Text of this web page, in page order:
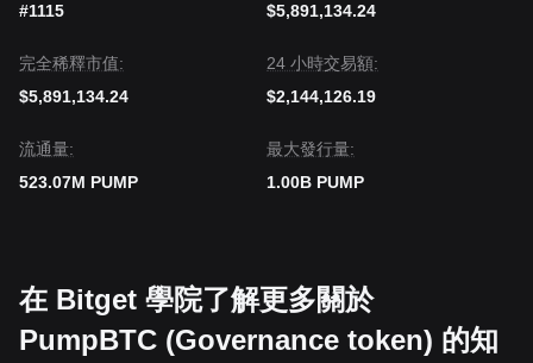
#1115
$5,891,134.24
完全稀釋市值:
$5,891,134.24
24 小時交易額:
$2,144,126.19
流通量:
523.07M PUMP
‌最大發行量:
1.00B PUMP
在 Bitget 學院了解更多關於
PumpBTC (Governance token) 的知